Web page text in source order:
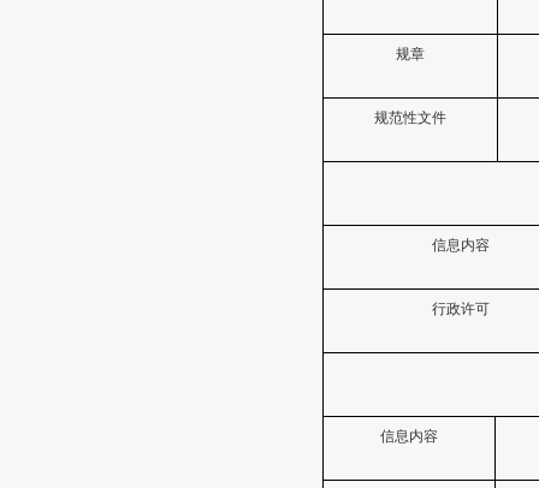
规章
规范性文件
信息内容
行政许可
信息内容